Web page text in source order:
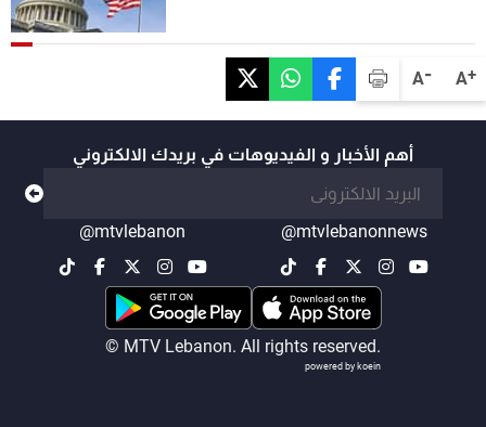
A+
A-
أهم الأخبار و الفيديوهات في بريدك الالكتروني
@mtvlebanonnews
@mtvlebanon
© MTV Lebanon. All rights reserved.
powered by koein